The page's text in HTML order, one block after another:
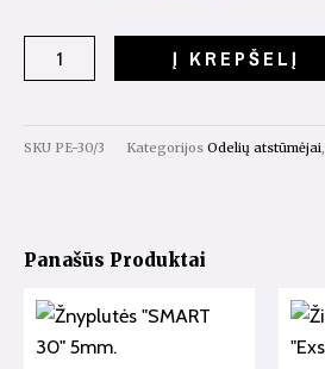
Lopetėlė
"Staleks"
30/3
Į KREPŠELĮ
SKU PE-30/3 Kategorijos Odelių atstūmėjai,
Panašūs Produktai